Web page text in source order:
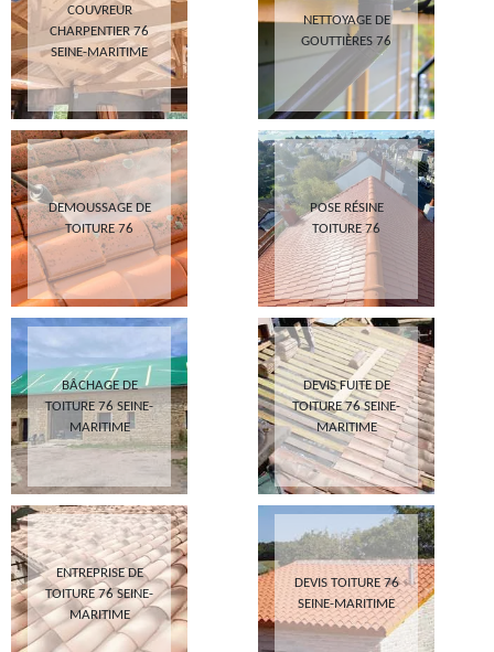
COUVREUR
CHARPENTIER 76
SEINE-MARITIME
NETTOYAGE DE
GOUTTIÈRES 76
DEMOUSSAGE DE
TOITURE 76
POSE RÉSINE
TOITURE 76
BÂCHAGE DE
TOITURE 76 SEINE-
MARITIME
DEVIS FUITE DE
TOITURE 76 SEINE-
MARITIME
ENTREPRISE DE
TOITURE 76 SEINE-
MARITIME
DEVIS TOITURE 76
SEINE-MARITIME